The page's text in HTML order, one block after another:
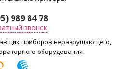
28
989 84 78
звонок
приборов неразрушающего,
оборудования